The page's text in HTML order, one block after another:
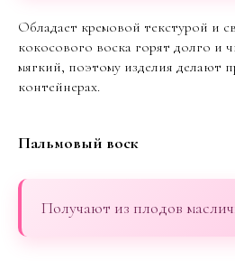
Обладает кремовой текстурой и
кокосового воска горят долго и
мягкий, поэтому изделия делают
контейнерах.
Пальмовый воск
Получают из плодов